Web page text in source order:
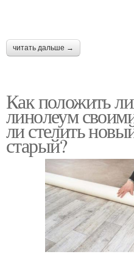
читать дальше →
Как положить
линолеум
ли стелить
старый?